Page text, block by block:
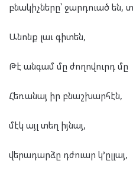
բնակիչները՝ ջարդուած
Անոնք լաւ գիտեն,
Թէ անգամ մը ժողովուրդ մը
Հեռանայ իր բնաշխարհէն,
մէկ այլ տեղ իյնայ,
վերադարձը դժուար կ’ըլլայ,